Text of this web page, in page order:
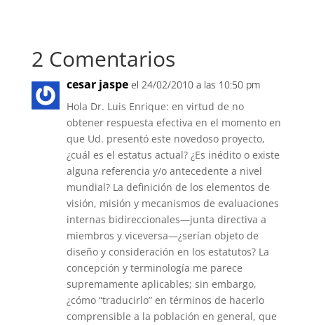
2 Comentarios
cesar jaspe el 24/02/2010 a las 10:50 pm
Hola Dr. Luis Enrique: en virtud de no
obtener respuesta efectiva en el momento en
que Ud. presentó este novedoso proyecto,
¿cuál es el estatus actual? ¿Es inédito o existe
alguna referencia y/o antecedente a nivel
mundial? La definición de los elementos de
visión, misión y mecanismos de evaluaciones
internas bidireccionales—junta directiva a
miembros y viceversa—¿serían objeto de
diseño y consideración en los estatutos? La
concepción y terminología me parece
supremamente aplicables; sin embargo,
¿cómo “traducirlo” en términos de hacerlo
comprensible a la población en general, que